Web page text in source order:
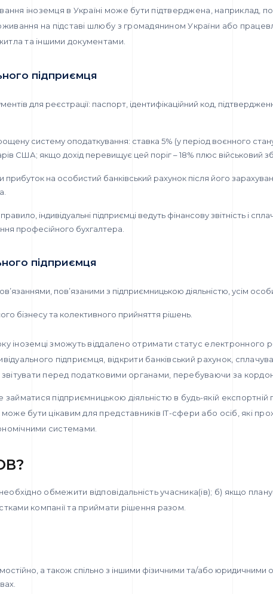
іноземця в Україні може бути підтверджена, наприклад,
на підставі шлюбу з громадянином України або
та іншими документами.
підприємця
для реєстрації: паспорт, ідентифікаційний код,
систему оподаткування: ставка 5% (у період воєнного
США; якщо дохід перевищує цей поріг – 18% плюс військовий
на особистий банківський рахунок після його
індивідуальні підприємці ведуть фінансову звітність і
професійного бухгалтера.
підприємця
пов’язаними з підприємницькою діяльністю, усім
бізнесу та колективного прийняття рішень.
іноземці зможуть віддалено отримати статус електронного
підприємця, відкрити банківський рахунок,
перед податковими органами, перебуваючи за
підприємницькою діяльністю в будь-якій експортній
бути цікавим для представників IT-сфери або осіб, які
системами.
обмежити відповідальність учасника(ів); б) якщо
компанії та приймати рішення разом.
а також спільно з іншими фізичними та/або юридичними